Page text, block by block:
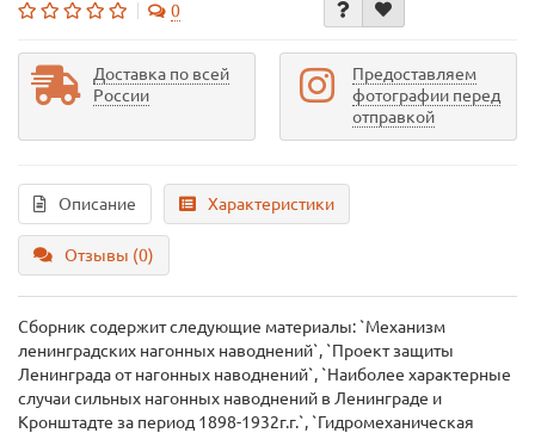
0
Доставка по всей
России
Предоставляем
фотографии перед
отправкой
Описание Характеристики
Отзывы (0)
Сборник содержит следующие материалы: `Механизм
ленинградских нагонных наводнений`, `Проект защиты
Ленинграда от нагонных наводнений`, `Наиболее характерные
случаи сильных нагонных наводнений в Ленинграде и
Кронштадте за период 1898-1932г.г.`, `Гидромеханическая